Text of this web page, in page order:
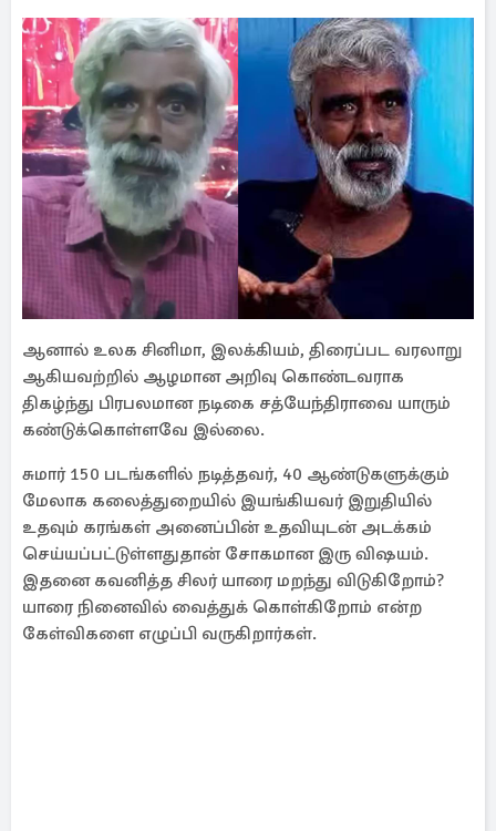
ஆனால் உலக சினிமா, இலக்கியம், திரைப்பட வரலாறு
ஆகியவற்றில் ஆழமான அறிவு கொண்டவராக
திகழ்ந்து பிரபலமான நடிகை சத்யேந்திராவை யாரும்
கண்டுக்கொள்ளவே இல்லை.
சுமார் 150 படங்களில் நடித்தவர், 40 ஆண்டுகளுக்கும்
மேலாக கலைத்துறையில் இயங்கியவர் இறுதியில்
உதவும் கரங்கள் அனைப்பின் உதவியுடன் அடக்கம்
செய்யப்பட்டுள்ளதுதான் சோகமான இரு விஷயம்.
இதனை கவனித்த சிலர் யாரை மறந்து விடுகிறோம்?
யாரை நினைவில் வைத்துக் கொள்கிறோம் என்ற
கேள்விகளை எழுப்பி வருகிறார்கள்.